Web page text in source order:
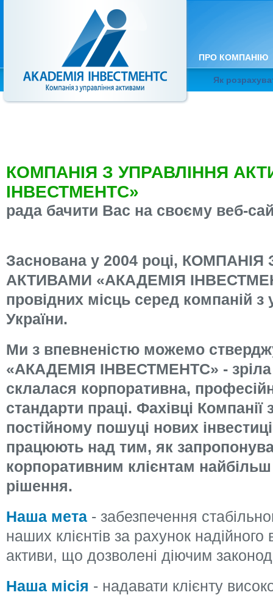
ПРО КОМПАНІЮ
Як
КОМПАНІЯ З УПРАВЛІННЯ
ІНВЕСТМЕНТС»
рада бачити Вас на своєму веб-
Заснована у 2004 році,
АКТИВАМИ «АКАДЕМІЯ
провідних місць серед компаній з
України.
Ми з впевненістю можемо
«АКАДЕМІЯ ІНВЕСТМЕНТС» - зріла
склалася корпоративна,
стандарти праці. Фахівці Компанії
постійному пошуці нових
працюють над тим, як
корпоративним клієнтам найбільш
рішення.
Наша мета - забезпечення
наших клієнтів за рахунок
активи, що дозволені діючим
Наша місія - надавати клієнту